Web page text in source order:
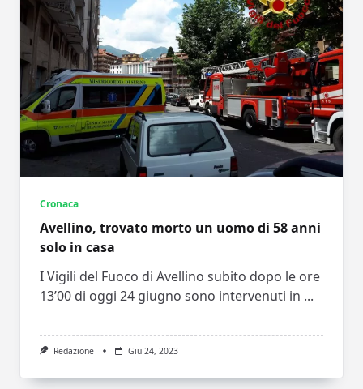
Cronaca
Avellino, trovato morto un uomo di 58 anni
solo in casa
I Vigili del Fuoco di Avellino subito dopo le ore
13’00 di oggi 24 giugno sono intervenuti in ...
Redazione Giu 24, 2023